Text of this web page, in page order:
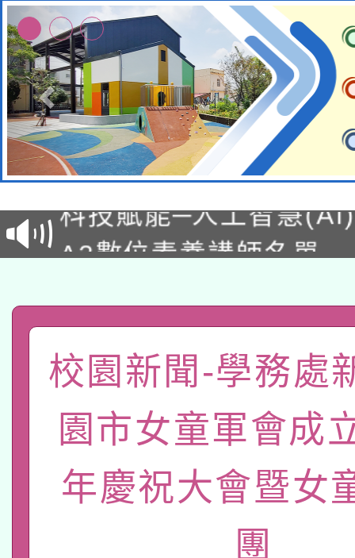
本館辦理115年度閱讀
暨閱讀推動專業研習
礎課程
A3數位素養講師名單
pilot」
有關大陸委員會函釋公
薪期間赴陸應申請許可
轉知經濟部水利署委託
業技術研究院辦理「
用水績優單位及節水達
動」
桃園市孔廟祈福系列
開 智慧啟航」
2026年桃園地景藝術
「2026桃園藝術巡演
校園新聞-學務處
園市女童軍會成
年慶祝大會暨女
團